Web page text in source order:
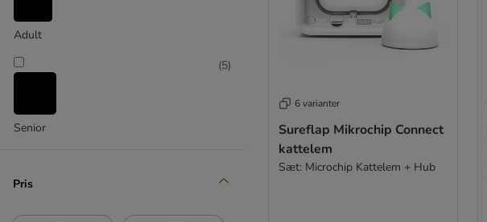
Adult
Senior
(5)
Pris
6 varianter
Sureflap Mikrochip Connect
kattelem
Sæt: Microchip Kattelem + Hub